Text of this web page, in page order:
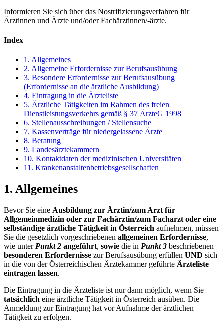
Informieren Sie sich über das Nostrifizierungsverfahren für
Ärztinnen und Ärzte und/oder Fachärztinnen/-ärzte.
Index
1. Allgemeines
2. Allgemeine Erfordernisse zur Berufsausübung
3. Besondere Erfordernisse zur Berufsausübung
(Erfordernisse an die ärztliche Ausbildung)
4. Eintragung in die Ärzteliste
5. Ärztliche Tätigkeiten im Rahmen des freien
Dienstleistungsverkehrs gemäß § 37 ÄrzteG 1998
6. Stellenausschreibungen / Stellensuche
7. Kassenverträge für niedergelassene Ärzte
8. Beratung
9. Landesärztekammern
10. Kontaktdaten der medizinischen Universitäten
11. Krankenanstaltenbetriebsgesellschaften
1. Allgemeines
Bevor Sie eine Ausbildung zur Ärztin/zum Arzt für
Allgemeinmedizin oder zur Fachärztin/zum Facharzt oder eine
selbständige ärztliche Tätigkeit in Österreich aufnehmen, müssen
Sie die gesetzlich vorgeschriebenen allgemeinen Erfordernisse,
wie unter Punkt 2 angeführt, sowie die in Punkt 3 beschriebenen
besonderen Erfordernisse zur Berufsausübung erfüllen UND sich
in die von der Österreichischen Ärztekammer geführte Ärzteliste
eintragen lassen.
Die Eintragung in die Ärzteliste ist nur dann möglich, wenn Sie
tatsächlich eine ärztliche Tätigkeit in Österreich ausüben. Die
Anmeldung zur Eintragung hat vor Aufnahme der ärztlichen
Tätigkeit zu erfolgen.